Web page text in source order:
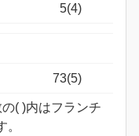
5(4)
73(5)
( )内はフランチ